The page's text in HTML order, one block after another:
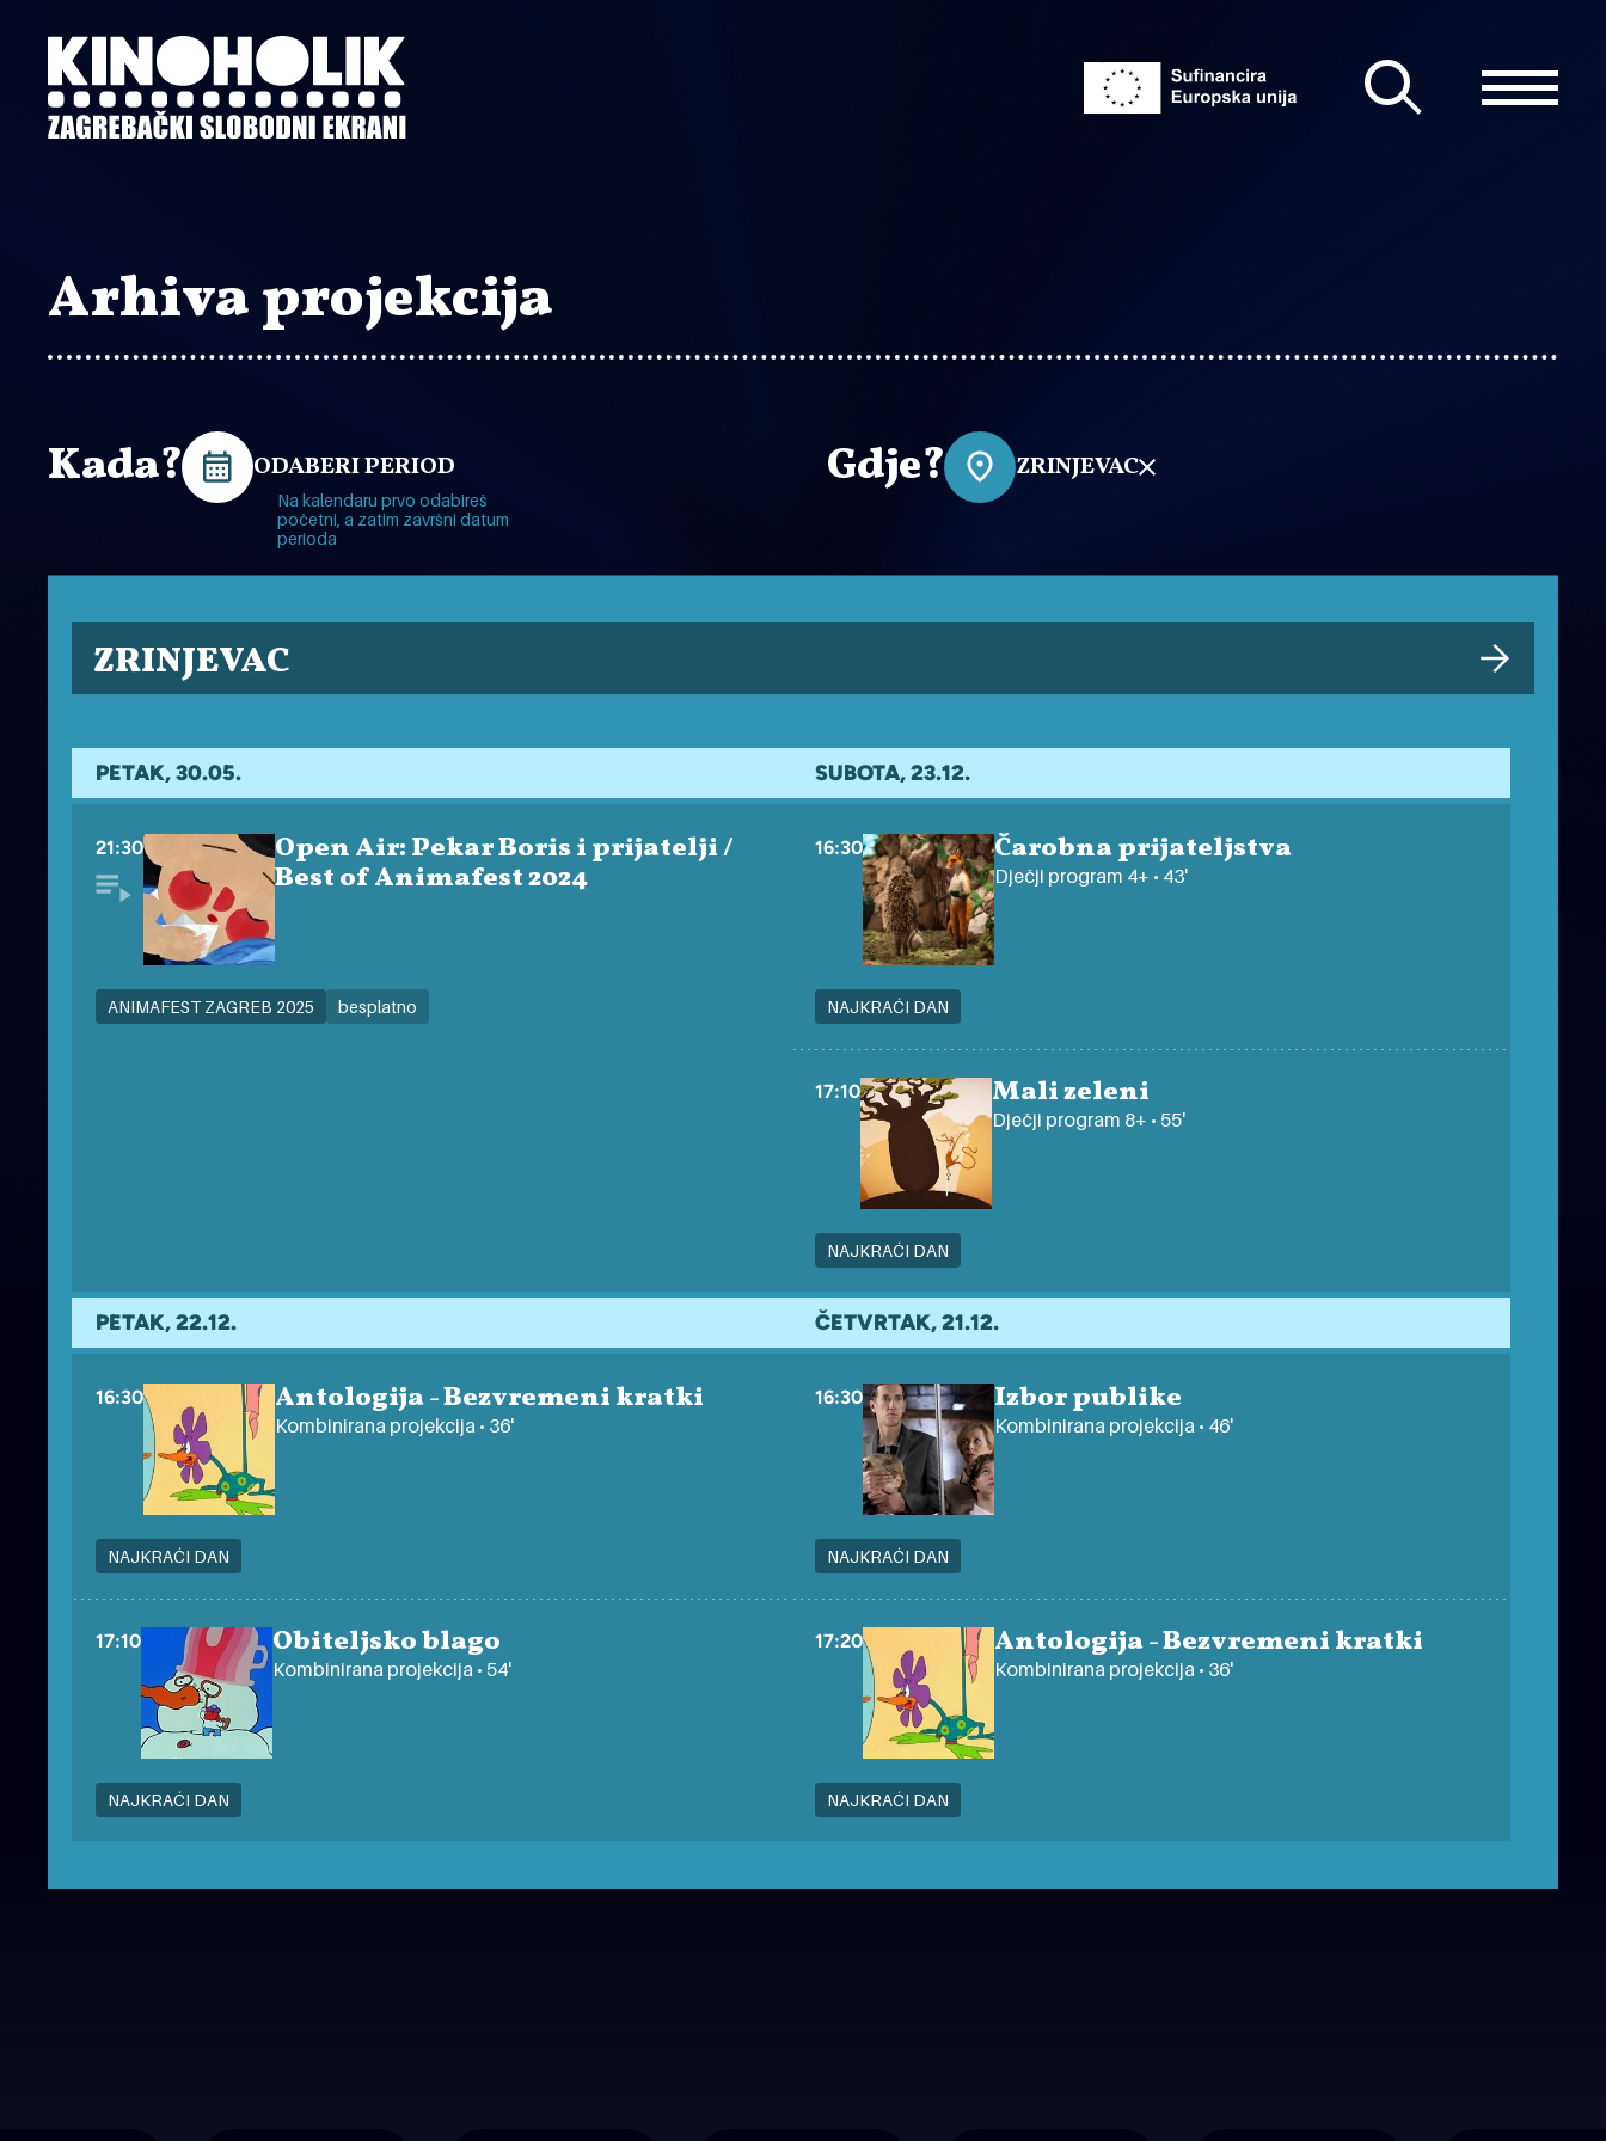
sadržaj
Arhiva projekcija
Kada? ODABERI PERIOD
Na kalendaru prvo odabireš
početni, a zatim završni datum
perioda
Gdje? ZRINJEVAC
ZRINJEVAC
PETAK, 30.05.
21:30
Open Air: Pekar Boris i prijatelji /
Best of Animafest 2024
ANIMAFEST ZAGREB 2025 besplatno
SUBOTA, 23.12.
16:30 Čarobna prijateljstva
Dječji program 4+ • 43'
NAJKRAĆI DAN
17:10 Mali zeleni
Dječji program 8+ • 55'
NAJKRAĆI DAN
PETAK, 22.12.
16:30 Antologija - Bezvremeni kratki
Kombinirana projekcija • 36'
NAJKRAĆI DAN
17:10 Obiteljsko blago
Kombinirana projekcija • 54'
NAJKRAĆI DAN
ČETVRTAK, 21.12.
16:30 Izbor publike
Kombinirana projekcija • 46'
NAJKRAĆI DAN
17:20 Antologija - Bezvremeni kratki
Kombinirana projekcija • 36'
NAJKRAĆI DAN